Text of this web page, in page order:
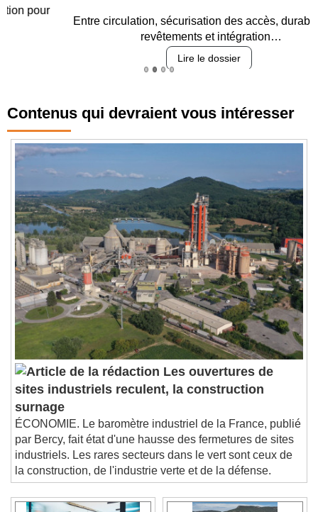
Entre circulation, sécurisation des accès, durabilité des
revêtements et intégration…
Lire le dossier
Contenus qui devraient vous intéresser
Les ouvertures de
sites industriels reculent, la construction
surnage
ÉCONOMIE. Le baromètre industriel de la France, publié
par Bercy, fait état d'une hausse des fermetures de sites
industriels. Les rares secteurs dans le vert sont ceux de
la construction, de l'industrie verte et de la défense.